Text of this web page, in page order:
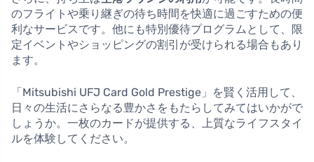
のフライトや乗り継ぎの待ち時間を快適に過ごすための便
利なサービスです。他にも特別優待プログラムとして、限
定イベントやショッピングの割引が受けられる場合もあり
ます。
「Mitsubishi UFJ Card Gold Prestige」を賢く活用して、
日々の生活にさらなる豊かさをもたらしてみてはいかがで
しょうか。一枚のカードが提供する、上質なライフスタイ
ルを体験してください。